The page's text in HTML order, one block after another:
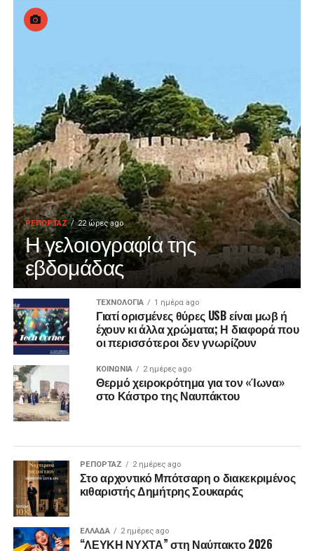
ΡΕΠΟΡΤΑΖ 22 ώρες ago
Η γελοιογραφία της
εβδομάδας
ΤΕΧΝΟΛΟΓΙΑ 1 ημέρα ago
Γιατί ορισμένες θύρες USB είναι μωβ ή
έχουν κι άλλα χρώματα; Η διαφορά που
οι περισσότεροι δεν γνωρίζουν
ΚΟΙΝΩΝΙΑ 2 ημέρες ago
Θερμό χειροκρότημα για τον «Ίωνα»
στο Κάστρο της Ναυπάκτου
ΡΕΠΟΡΤΑΖ 2 ημέρες ago
Στο αρχοντικό Μπότσαρη ο διακεκριμένος
κιθαριστής Δημήτρης Σουκαράς
ΕΛΛΑΔΑ 2 ημέρες ago
“ΛΕΥΚΗ ΝΥΧΤΑ” στη Ναύπακτο 2026